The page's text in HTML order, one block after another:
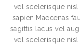
vel scelerisque
sapien.Maecenas
sagittis lacus vel
vel scelerisque